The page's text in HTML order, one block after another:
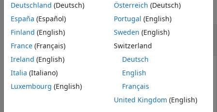
全部折叠
使用生命线创建新序列图，并按名称和 UUID 查
找生命线
model = systemcomposer.createModel(
systemcomposer.openModel("archModel");
Deutschland (Deutsch)
España (Español)
Finland (English)
France (Français)
Ireland (English)
Italia (Italiano)
Luxembourg (English)
Österreich (Deutsch)
Portugal (English)
Sweden (English)
Switzerland
Deutsch
English
Français
United Kingdom (English)